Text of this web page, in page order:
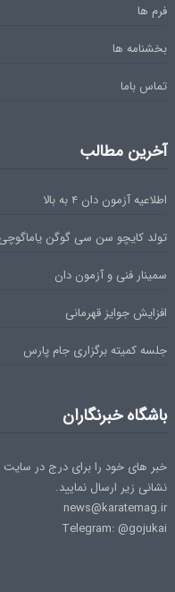
فرم ها
بخشنامه ها
تماس باما
آخرین مطالب
اطلاعیه آزمون دان ۴ به بالا
تولد کایچو سن سی گوگن یاماگوچی
سمینار فنی و آزمون دان
افزایش جوایز قهرمانی
جلسه کمیته برگزاری جام پارس
باشگاه خبرنگاران
خبر های خود را برای درج در سایت
نشانی زیر ارسال نمایید.
news@karatemag.ir
Telegram: @gojukai